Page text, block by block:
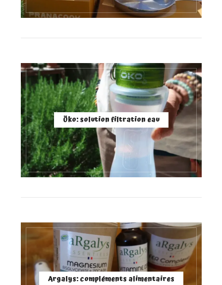
Öko: solution filtration eau
Argalys: compléments alimentaires